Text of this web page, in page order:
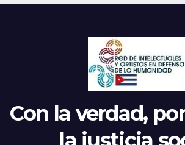
Con la verdad,
la justicia